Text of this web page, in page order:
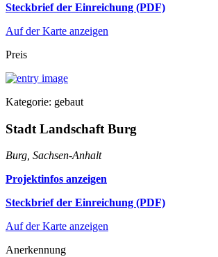
Steckbrief der Einreichung (PDF)
Auf der Karte anzeigen
Preis
Kategorie: gebaut
Stadt Landschaft Burg
Burg, Sachsen-Anhalt
Projektinfos anzeigen
Steckbrief der Einreichung (PDF)
Auf der Karte anzeigen
Anerkennung